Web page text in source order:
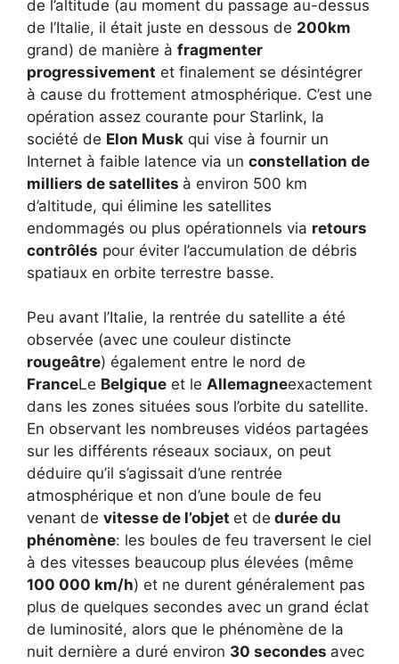
de l’altitude (au moment du passage au-dessus
de l’Italie, il était juste en dessous de 200km
grand) de manière à fragmenter
progressivement et finalement se désintégrer
à cause du frottement atmosphérique. C’est une
opération assez courante pour Starlink, la
société de Elon Musk qui vise à fournir un
Internet à faible latence via un constellation de
milliers de satellites à environ 500 km
d’altitude, qui élimine les satellites
endommagés ou plus opérationnels via retours
contrôlés pour éviter l’accumulation de débris
spatiaux en orbite terrestre basse.
Peu avant l’Italie, la rentrée du satellite a été
observée (avec une couleur distincte
rougeâtre) également entre le nord de
FranceLe Belgique et le Allemagneexactement
dans les zones situées sous l’orbite du satellite.
En observant les nombreuses vidéos partagées
sur les différents réseaux sociaux, on peut
déduire qu’il s’agissait d’une rentrée
atmosphérique et non d’une boule de feu
venant de vitesse de l’objet et de durée du
phénomène: les boules de feu traversent le ciel
à des vitesses beaucoup plus élevées (même
100 000 km/h) et ne durent généralement pas
plus de quelques secondes avec un grand éclat
de luminosité, alors que le phénomène de la
nuit dernière a duré environ 30 secondes avec